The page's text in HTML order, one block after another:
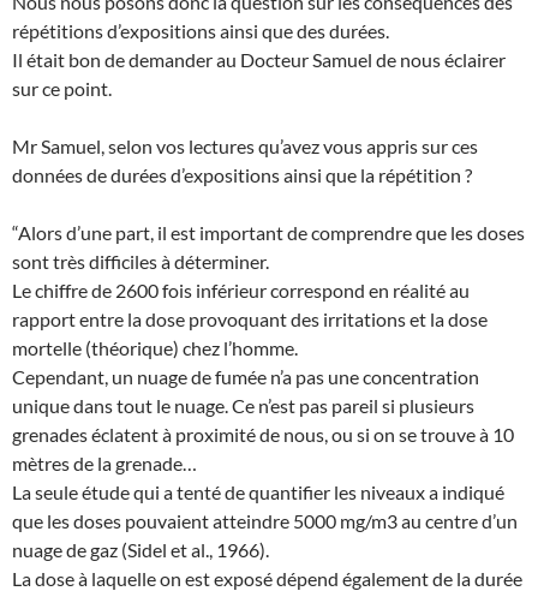
répétitions d’expositions ainsi que des durées.
Il était bon de demander au Docteur Samuel de nous éclairer
sur ce point.
Mr Samuel, selon vos lectures qu’avez vous appris sur ces
données de durées d’expositions ainsi que la répétition ?
“Alors d’une part, il est important de comprendre que les doses
sont très difficiles à déterminer.
Le chiffre de 2600 fois inférieur correspond en réalité au
rapport entre la dose provoquant des irritations et la dose
mortelle (théorique) chez l’homme.
Cependant, un nuage de fumée n’a pas une concentration
unique dans tout le nuage. Ce n’est pas pareil si plusieurs
grenades éclatent à proximité de nous, ou si on se trouve à 10
mètres de la grenade…
La seule étude qui a tenté de quantifier les niveaux a indiqué
que les doses pouvaient atteindre 5000 mg/m3 au centre d’un
nuage de gaz (Sidel et al., 1966).
La dose à laquelle on est exposé dépend également de la durée